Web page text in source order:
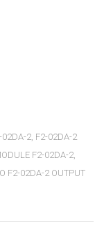
02DA-2, F2-02DA-2
F2-02DA-2,
F2-02DA-2 OUTPUT